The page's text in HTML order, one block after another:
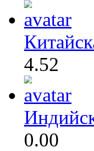
4.52
0.00